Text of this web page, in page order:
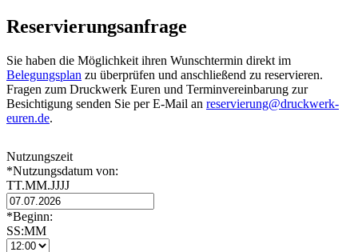
Reservierungsanfrage
Sie haben die Möglichkeit ihren Wunschtermin direkt im
Belegungsplan zu überprüfen und anschließend zu reservieren.
Fragen zum Druckwerk Euren und Terminvereinbarung zur
Besichtigung senden Sie per E-Mail an reservierung@druckwerk-
euren.de.
Nutzungszeit
*Nutzungsdatum von:
TT.MM.JJJJ
*Beginn:
SS:MM